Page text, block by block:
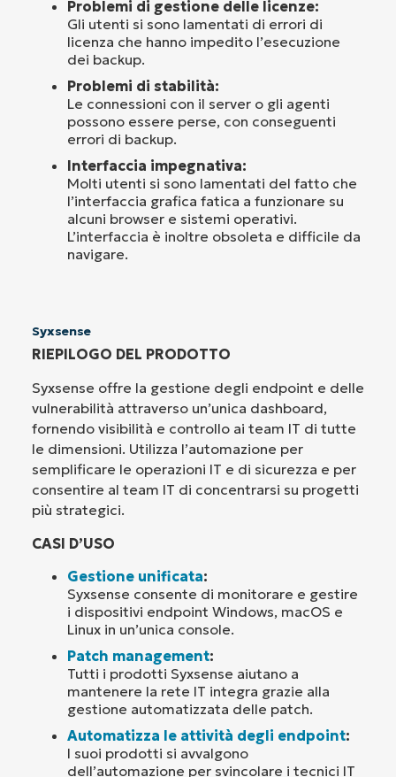
Problemi di gestione delle licenze:
Gli utenti si sono lamentati di errori di
licenza che hanno impedito l’esecuzione
dei backup.
Problemi di stabilità:
Le connessioni con il server o gli agenti
possono essere perse, con conseguenti
errori di backup.
Interfaccia impegnativa:
Molti utenti si sono lamentati del fatto che
l’interfaccia grafica fatica a funzionare su
alcuni browser e sistemi operativi.
L’interfaccia è inoltre obsoleta e difficile da
navigare.
Syxsense
RIEPILOGO DEL PRODOTTO
Syxsense offre la gestione degli endpoint e delle
vulnerabilità attraverso un’unica dashboard,
fornendo visibilità e controllo ai team IT di tutte
le dimensioni. Utilizza l’automazione per
semplificare le operazioni IT e di sicurezza e per
consentire al team IT di concentrarsi su progetti
più strategici.
CASI D’USO
Gestione unificata:
Syxsense consente di monitorare e gestire
i dispositivi endpoint Windows, macOS e
Linux in un’unica console.
Patch management:
Tutti i prodotti Syxsense aiutano a
mantenere la rete IT integra grazie alla
gestione automatizzata delle patch.
Automatizza le attività degli endpoint:
I suoi prodotti si avvalgono
dell’automazione per svincolare i tecnici IT